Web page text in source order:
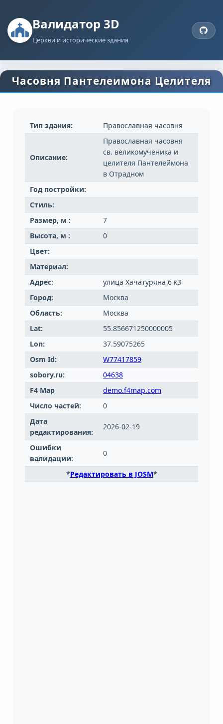
Валидатор 3D
Церкви и исторические здания
Часовня Пантелеимона Целителя
Тип здания: Православная часовня
Описание:
Православная часовня
св. великомученика и
целителя Пантелеймона
в Отрадном
Год постройки:
Стиль:
Размер, м :
7
Высота, м :
0
Цвет:
Материал:
Адрес:
улица Хачатуряна 6 к3
Город:
Москва
Область:
Москва
Lat:
55.856671250000005
Lon:
37.59075265
Osm Id:
W77417859
sobory.ru:
04638
F4 Map
demo.f4map.com
Число частей:
0
Дата
редактирования:
2026-02-19
Ошибки
валидации:
0
*Редактировать в JOSM*